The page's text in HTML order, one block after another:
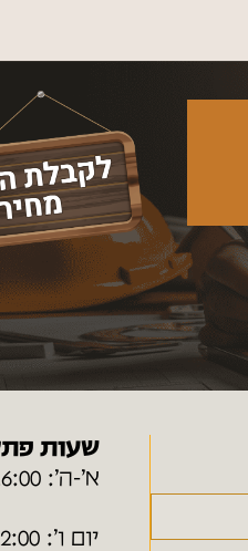
שעות
א׳-ה׳: 16:00 - 8:00
יום ו׳: 12:00 - 8:00